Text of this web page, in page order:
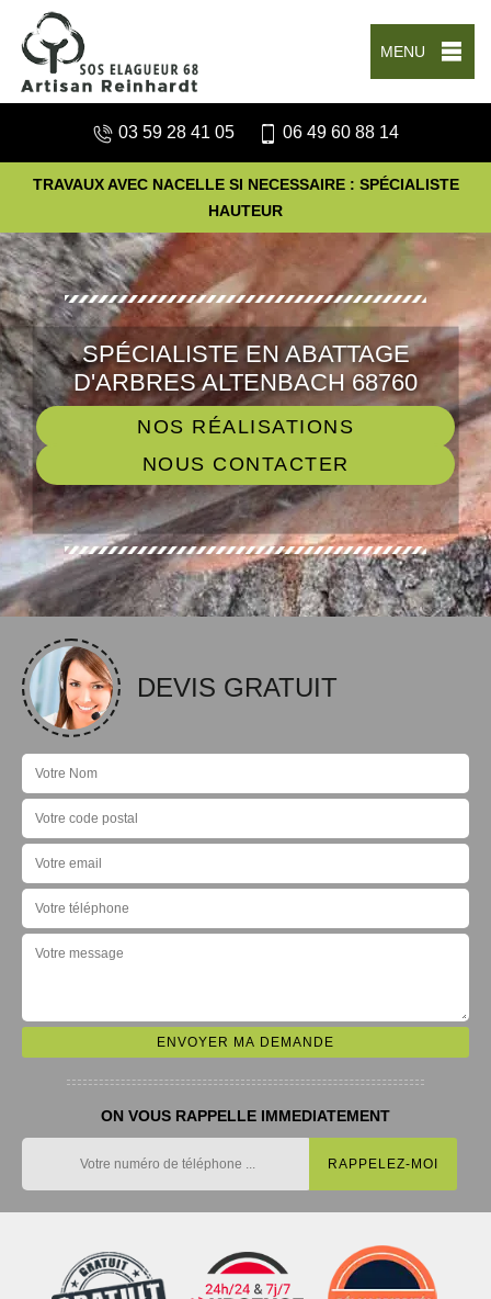
MENU
03 59 28 41 05 06 49 60 88 14
TRAVAUX AVEC NACELLE SI NECESSAIRE : SPÉCIALISTE
HAUTEUR
SPÉCIALISTE EN ABATTAGE
D'ARBRES ALTENBACH 68760
NOS RÉALISATIONS
NOUS CONTACTER
DEVIS GRATUIT
ON VOUS RAPPELLE IMMEDIATEMENT